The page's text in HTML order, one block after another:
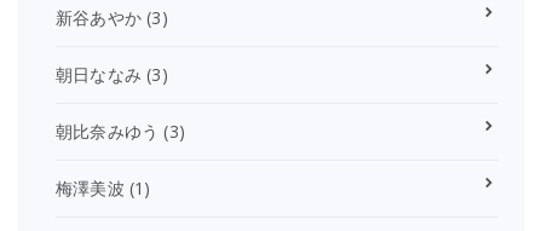
新谷あやか (3)
朝日ななみ (3)
朝比奈みゆう (3)
梅澤美波 (1)